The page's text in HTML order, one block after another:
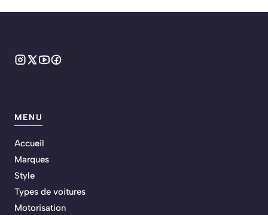
MENU
Accueil
Marques
Style
Types de voitures
Motorisation